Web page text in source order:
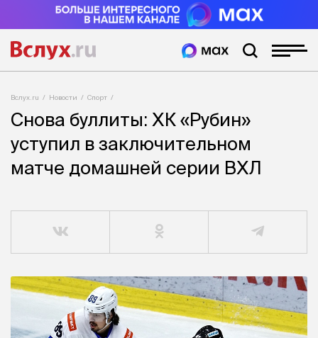
Вслух.ru Новости Спорт
Снова буллиты: ХК «Рубин»
уступил в заключительном
матче домашней серии ВХЛ